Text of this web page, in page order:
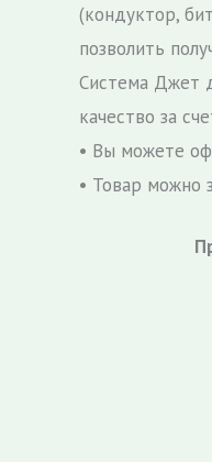
(кондуктор,
позволить
Система Джет
качество за
• Вы можете
• Товар можно